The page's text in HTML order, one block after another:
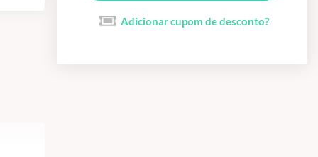
Adicionar cupom de desconto?